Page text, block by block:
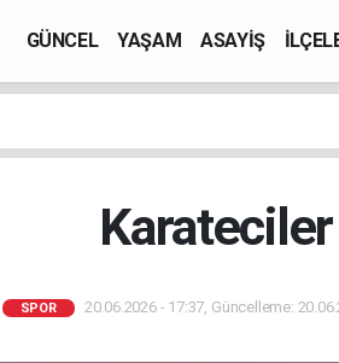
GÜNCEL YAŞAM ASAYİŞ
SPOR 20.06.2026 - 17:37, Güncelleme: